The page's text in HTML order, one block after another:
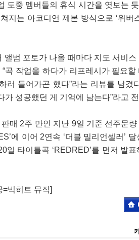
도중 멤버들의 휴식 시간을 엿보는
지는 아코디언 제본 방식으로 ‘위버
범 포토가 나올 때마다 지도 서비
곡 작업을 하다가 리프레시가 필요할
러 들어가곤 했다”라는 리뷰를 남겼
성공했던 게 기억에 남는다”라고
매 2주 만인 지난 9일 기준 선주문
에 이어 2연속 ‘더블 밀리언셀러’
타이틀곡 ‘REDRED’를 먼저 발표
빅히트 뮤직]